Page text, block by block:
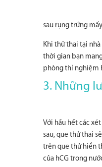
sau rụng trứng
Khi thử thai tại
thời gian bạn
phòng thí nghiệm
3. Những
Với hầu hết các
sau, que thử thai
trên que thử hiển
của hCG trong